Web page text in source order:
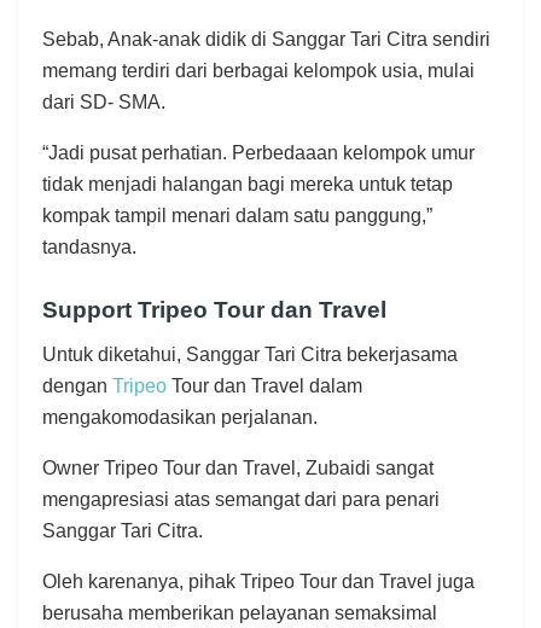
Sebab, Anak-anak didik di Sanggar Tari Citra sendiri
memang terdiri dari berbagai kelompok usia, mulai
dari SD- SMA.
“Jadi pusat perhatian. Perbedaaan kelompok umur
tidak menjadi halangan bagi mereka untuk tetap
kompak tampil menari dalam satu panggung,”
tandasnya.
Support Tripeo Tour dan Travel
Untuk diketahui, Sanggar Tari Citra bekerjasama
dengan Tripeo Tour dan Travel dalam
mengakomodasikan perjalanan.
Owner Tripeo Tour dan Travel, Zubaidi sangat
mengapresiasi atas semangat dari para penari
Sanggar Tari Citra.
Oleh karenanya, pihak Tripeo Tour dan Travel juga
berusaha memberikan pelayanan semaksimal